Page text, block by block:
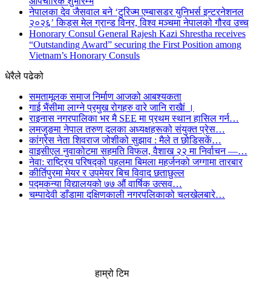
नेपालका देव जैसवाल बने ‘टुरिज्म एम्बासडर युनिभर्स इन्टरनेशनल
२०२६’ किड्स मेल ग्रान्ड विनर, विश्व मञ्चमा नेपालको गौरव उच्च
Honorary Consul General Rajesh Kazi Shrestha receives
“Outstanding Award” securing the First Position among
Vietnam’s Honorary Consuls
धेरैले पढेको
समतामूलक समाज निर्माण आजको आबश्यकता
गाई भैंसीमा लाग्ने प्रमुख रोगहरु वारे जानि राखैां ।
राइनास नगरपालिका भर मै SEE मा प्रथम स्थान हासिल गर्न…
लमजुङमा नेपाल तरुण दलका अध्यक्षहरूको संयुक्त प्रेस…
कांग्रेस नेता शिवराज जोशीको सुझाव : मैले त छोडिसकें…
वाइसीएल नुवाकोटमा सहमति विफल, वैशाख २२ मा निर्वाचन —…
नेवा: राष्ट्रिय परिषद्को पहलमा बिमला महर्जनको जग्गामा तारबार
कीर्तिपुरमा मेयर र उपमेयर बिच विवाद छताछुल्ल
पद्मकन्या विद्यालयको ७७ औं ‌‌वार्षिक ‌उत्सव…
चम्पादेवी डाँडामा दक्षिणकाली नगरपलिकाको चलखेलबारे…
हाम्रो टिम